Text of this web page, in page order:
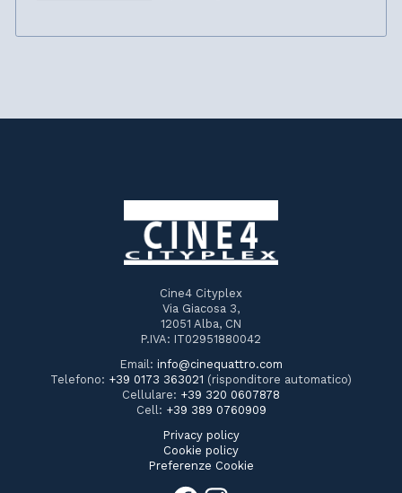
Cine4 Cityplex
Via Giacosa 3,
12051 Alba, CN
P.IVA: IT02951880042
Email: info@cinequattro.com
Telefono: +39 0173 363021 (risponditore automatico)
Cellulare: +39 320 0607878
Cell: +39 389 0760909
Privacy policy
Cookie policy
Preferenze Cookie